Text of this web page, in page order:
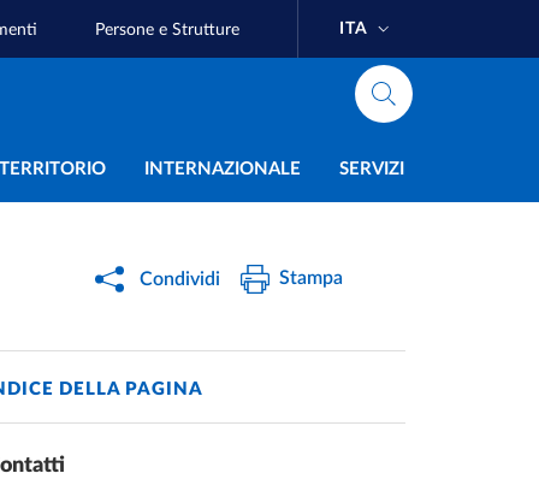
Persone e Strutture ITA
INTERNAZIONALE SERVIZI
Condividi Stampa
DELLA PAGINA